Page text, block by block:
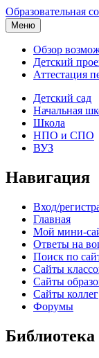
Образовательная
Меню
Обзор
Детский
Аттестация
Детский сад
Начальная
Школа
НПО и СПО
ВУЗ
Навигация
Вход/
Главная
Мой мини-
Ответы на
Поиск по
Сайты
Сайты
Сайты коллег
Форумы
Библиотека